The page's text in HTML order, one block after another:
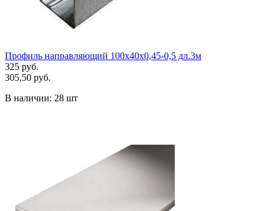
Профиль направляющий 100х40х0,45-0,5 дл.3м
325 руб.
305.50 руб.
В наличии: 28 шт